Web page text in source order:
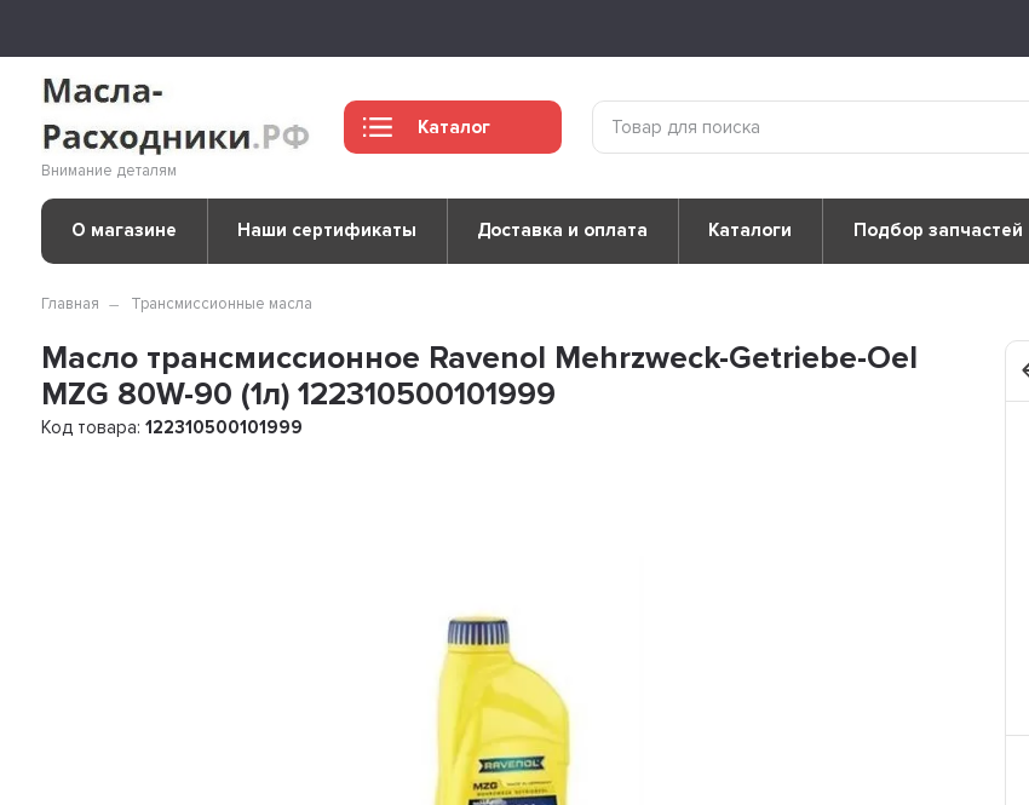
Внимание деталям
Каталог
О магазине Наши сертификаты Доставка и оплата Каталоги Подбор запчастей
Главная Трансмиссионные масла
Масло трансмиссионное Ravenol Mehrzweck-Getriebe-Oel
MZG 80W-90 (1л) 122310500101999
Код товара:122310500101999